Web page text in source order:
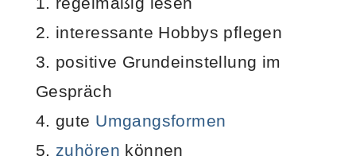
2. interessante Hobbys pflegen
3. positive Grundeinstellung im
Gespräch
4. gute Umgangsformen
5. zuhören können